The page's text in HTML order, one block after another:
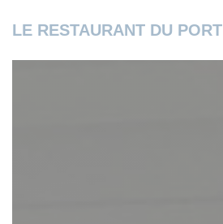
LE RESTAURANT DU PORT